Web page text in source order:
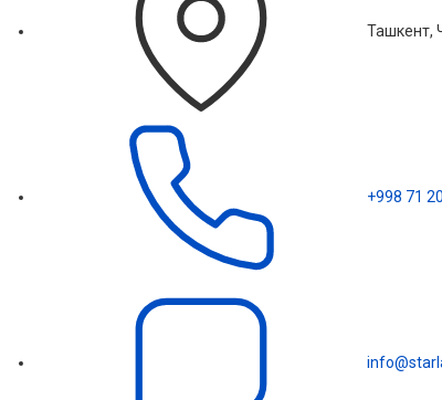
Ташкент,
+998 71